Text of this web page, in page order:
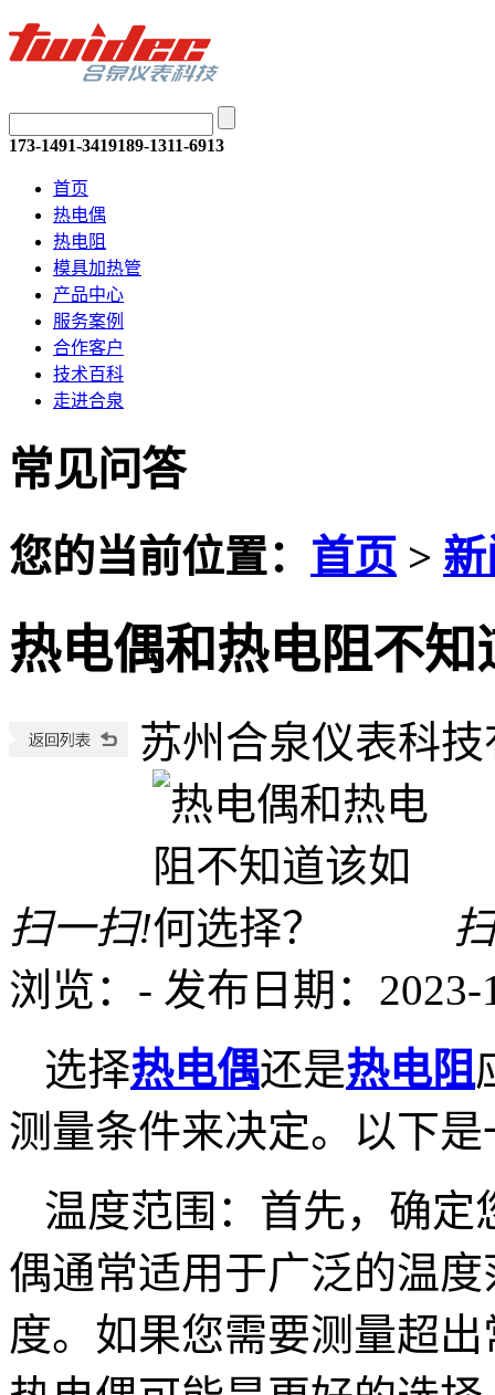
173-1491-3419189-1311-6913
首页
热电偶
热电阻
模具加热管
产品中心
服务案例
合作客户
技术百科
走进合泉
常见问答
您的当前位置： 首页 >
热电偶和热电阻不
苏州合泉仪表科
扫一扫!
浏览： - 发布日期：2023-
选择热电偶还是热电阻
测量条件来决定。以下
温度范围：首先，确定
偶通常适用于广泛的温
度。如果您需要测量超